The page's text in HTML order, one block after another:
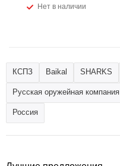
Нет в наличии
КСПЗ Baikal SHARKS
Русская оружейная компания
Россия